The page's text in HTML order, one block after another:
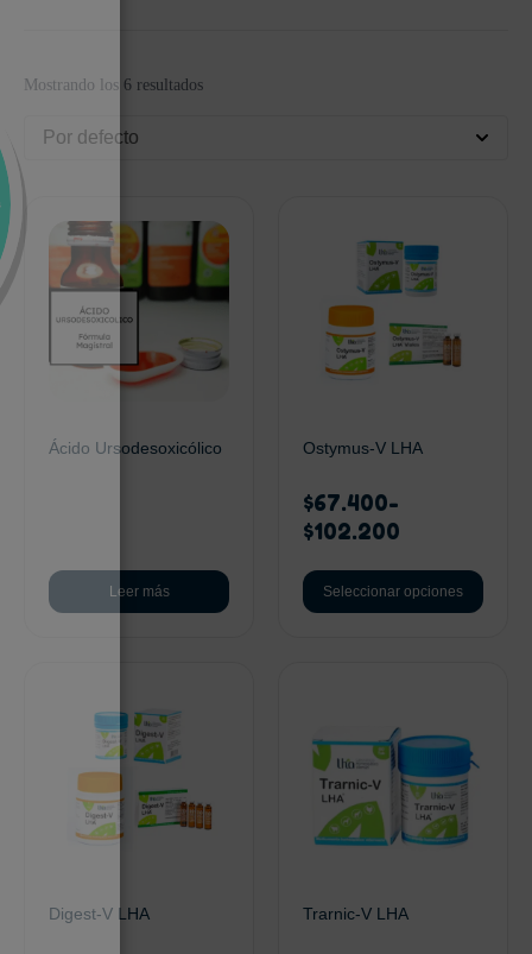
Mostrando los 6 resultados
Por defecto
Ácido Ursodesoxicólico
Leer más
Ostymus-V LHA
$67.400-
$102.200
Seleccionar opciones
Digest-V LHA Trarnic-V LHA